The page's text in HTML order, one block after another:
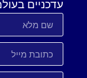
עדכניים